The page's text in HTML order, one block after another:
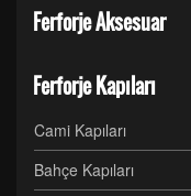
Ferforje Aksesuar
Ferforje Kapıları
Cami Kapıları
Bahçe Kapıları